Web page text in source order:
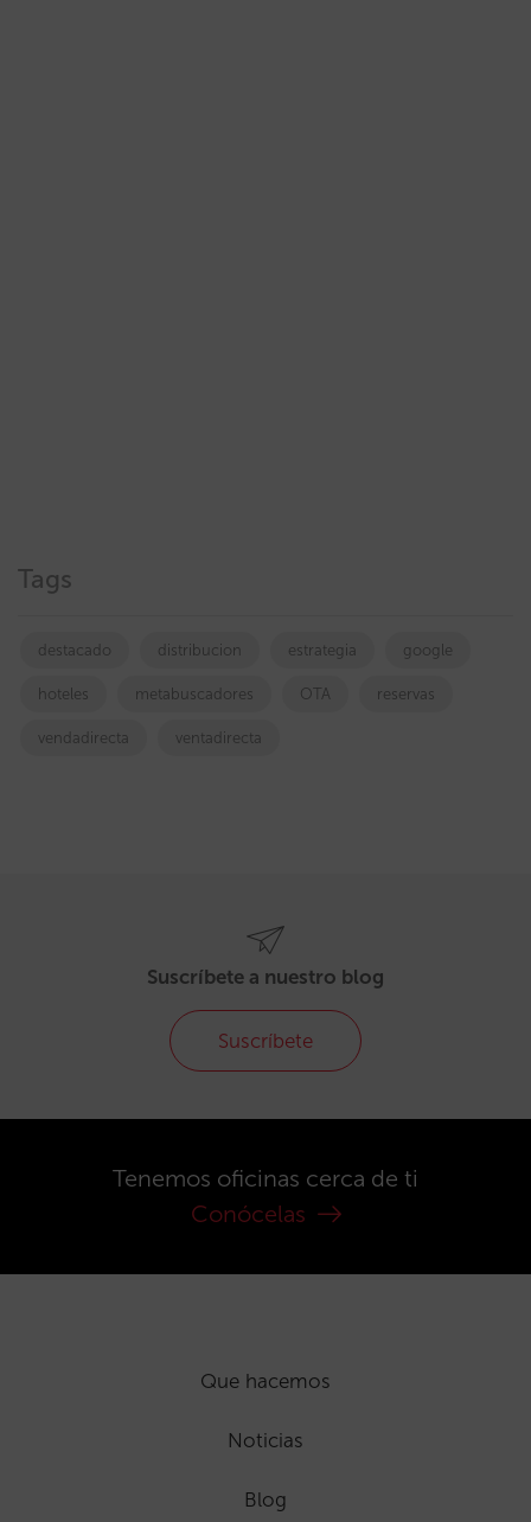
Tags
destacado distribucion estrategia google
hoteles metabuscadores OTA reservas
vendadirecta ventadirecta
Suscríbete a nuestro blog
Suscríbete
Tenemos oficinas cerca de ti
Conócelas
Que hacemos
Noticias
Blog